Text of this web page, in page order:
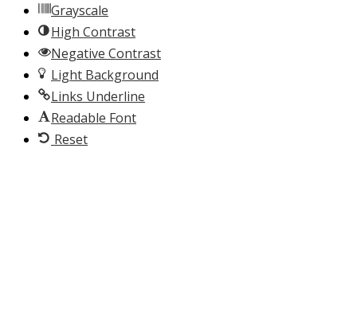
Grayscale
High Contrast
Negative Contrast
Light Background
Links Underline
Readable Font
Reset